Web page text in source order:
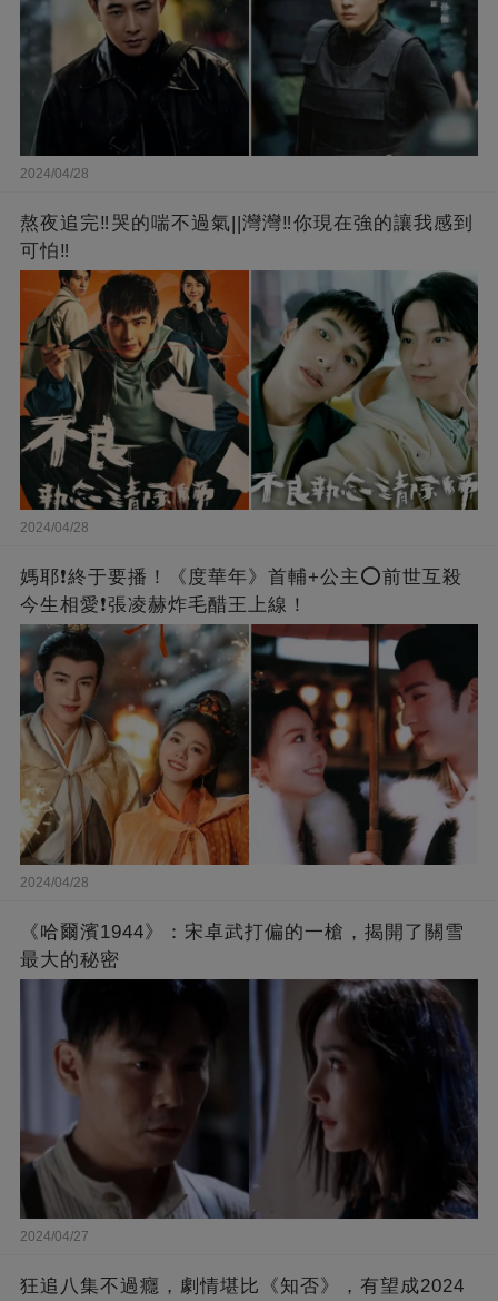
2024/04/28
熬夜追完‼️哭的喘不過氣||灣灣‼️你現在強的讓我感到
可怕‼️
2024/04/28
媽耶❗️終于要播！《度華年》首輔+公主⭕前世互殺
今生相愛❗張凌赫炸毛醋王上線！
2024/04/28
《哈爾濱1944》：宋卓武打偏的一槍，揭開了關雪
最大的秘密
2024/04/27
狂追八集不過癮，劇情堪比《知否》，有望成2024